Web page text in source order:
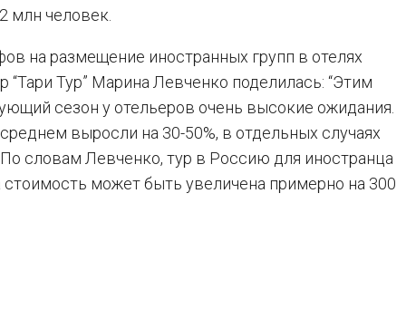
млн человек.
на размещение иностранных групп в отелях
Тур” Марина Левченко поделилась: “Этим
сезон у отельеров очень высокие ожидания.
выросли на 30-50%, в отдельных случаях
словам Левченко, тур в Россию для иностранца
может быть увеличена примерно на 300